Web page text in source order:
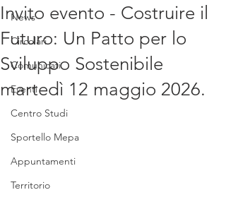
News
Circolari
Comunicati
Eventi
Centro Studi
Sportello Mepa
Appuntamenti
Territorio
Invito evento - Costruire il
Futuro: Un Patto per lo
Sviluppo Sostenibile
martedì 12 maggio 2026.